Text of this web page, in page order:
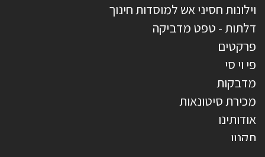
וילונות חסיני אש למוסדות חינוך
דלתות - טפט מדביקה
פרקטים
פי וי סי
מדבקות
מכירת סיטונאות
אודותינו
תקנון